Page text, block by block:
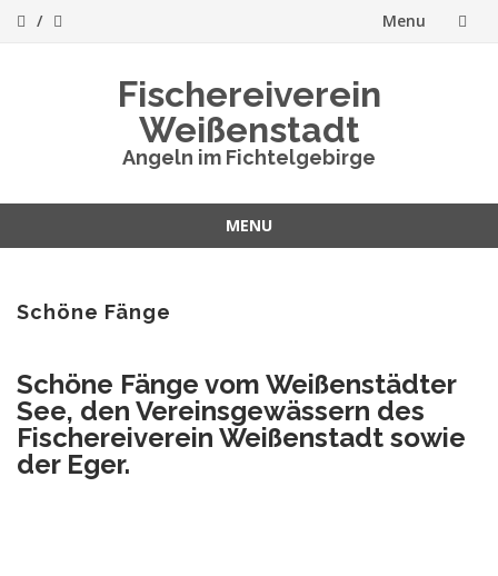
Menu
Fischereiverein
Weißenstadt
Angeln im Fichtelgebirge
MENU
content
Schöne Fänge
Schöne Fänge vom Weißenstädter
See, den Vereinsgewässern des
Fischereiverein Weißenstadt sowie
der Eger.